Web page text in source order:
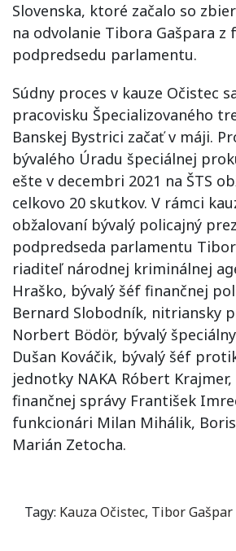
Slovenska, ktoré začalo so
na odvolanie Tibora Gašpara z
podpredsedu parlamentu.
Súdny proces v kauze Očistec
pracovisku Špecializovaného
Banskej Bystrici začať v máji.
bývalého Úradu špeciálnej
ešte v decembri 2021 na ŠTS
celkovo 20 skutkov. V rámci
obžalovaní bývalý policajný
podpredseda parlamentu
riaditeľ národnej kriminálnej
Hraško, bývalý šéf finančnej
Bernard Slobodník, nitriansky
Norbert Bödör, bývalý
Dušan Kováčik, bývalý šéf
jednotky NAKA Róbert
finančnej správy František
funkcionári Milan Mihálik,
Marián Zetocha.
Tagy: Kauza Očistec, Tibor Gašpar